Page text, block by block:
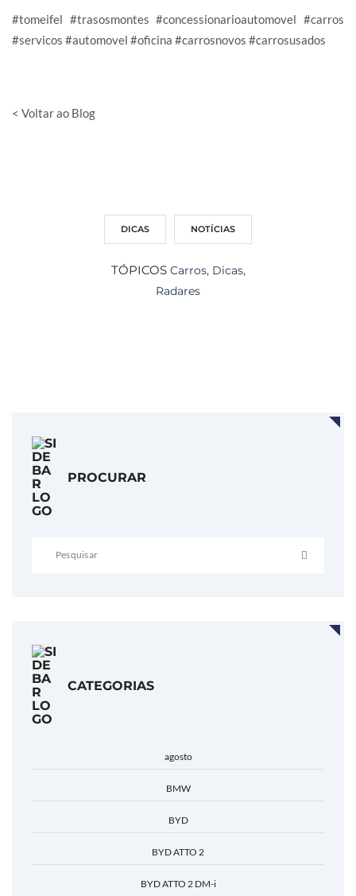
#tomeifel #trasosmontes #concessionarioautomovel #carros
#servicos #automovel #oficina #carrosnovos #carrosusados
< Voltar ao Blog
DICAS NOTÍCIAS
TÓPICOS Carros, Dicas,
Radares
PROCURAR
CATEGORIAS
agosto
BMW
BYD
BYD ATTO 2
BYD ATTO 2 DM-i